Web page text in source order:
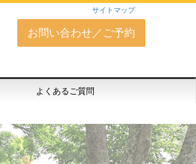
サイトマップ
お問い合わせ／ご予約
よくあるご質問